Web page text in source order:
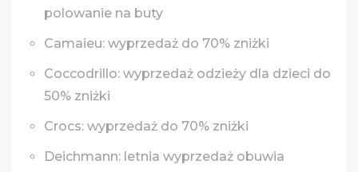
polowanie na buty
Camaieu: wyprzedaż do 70% zniżki
Coccodrillo: wyprzedaż odzieży dla dzieci do
50% zniżki
Crocs: wyprzedaż do 70% zniżki
Deichmann: letnia wyprzedaż obuwia